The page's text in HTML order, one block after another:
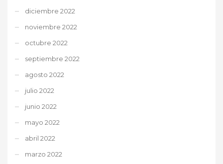
diciembre 2022
noviembre 2022
octubre 2022
septiembre 2022
agosto 2022
julio 2022
junio 2022
mayo 2022
abril 2022
marzo 2022